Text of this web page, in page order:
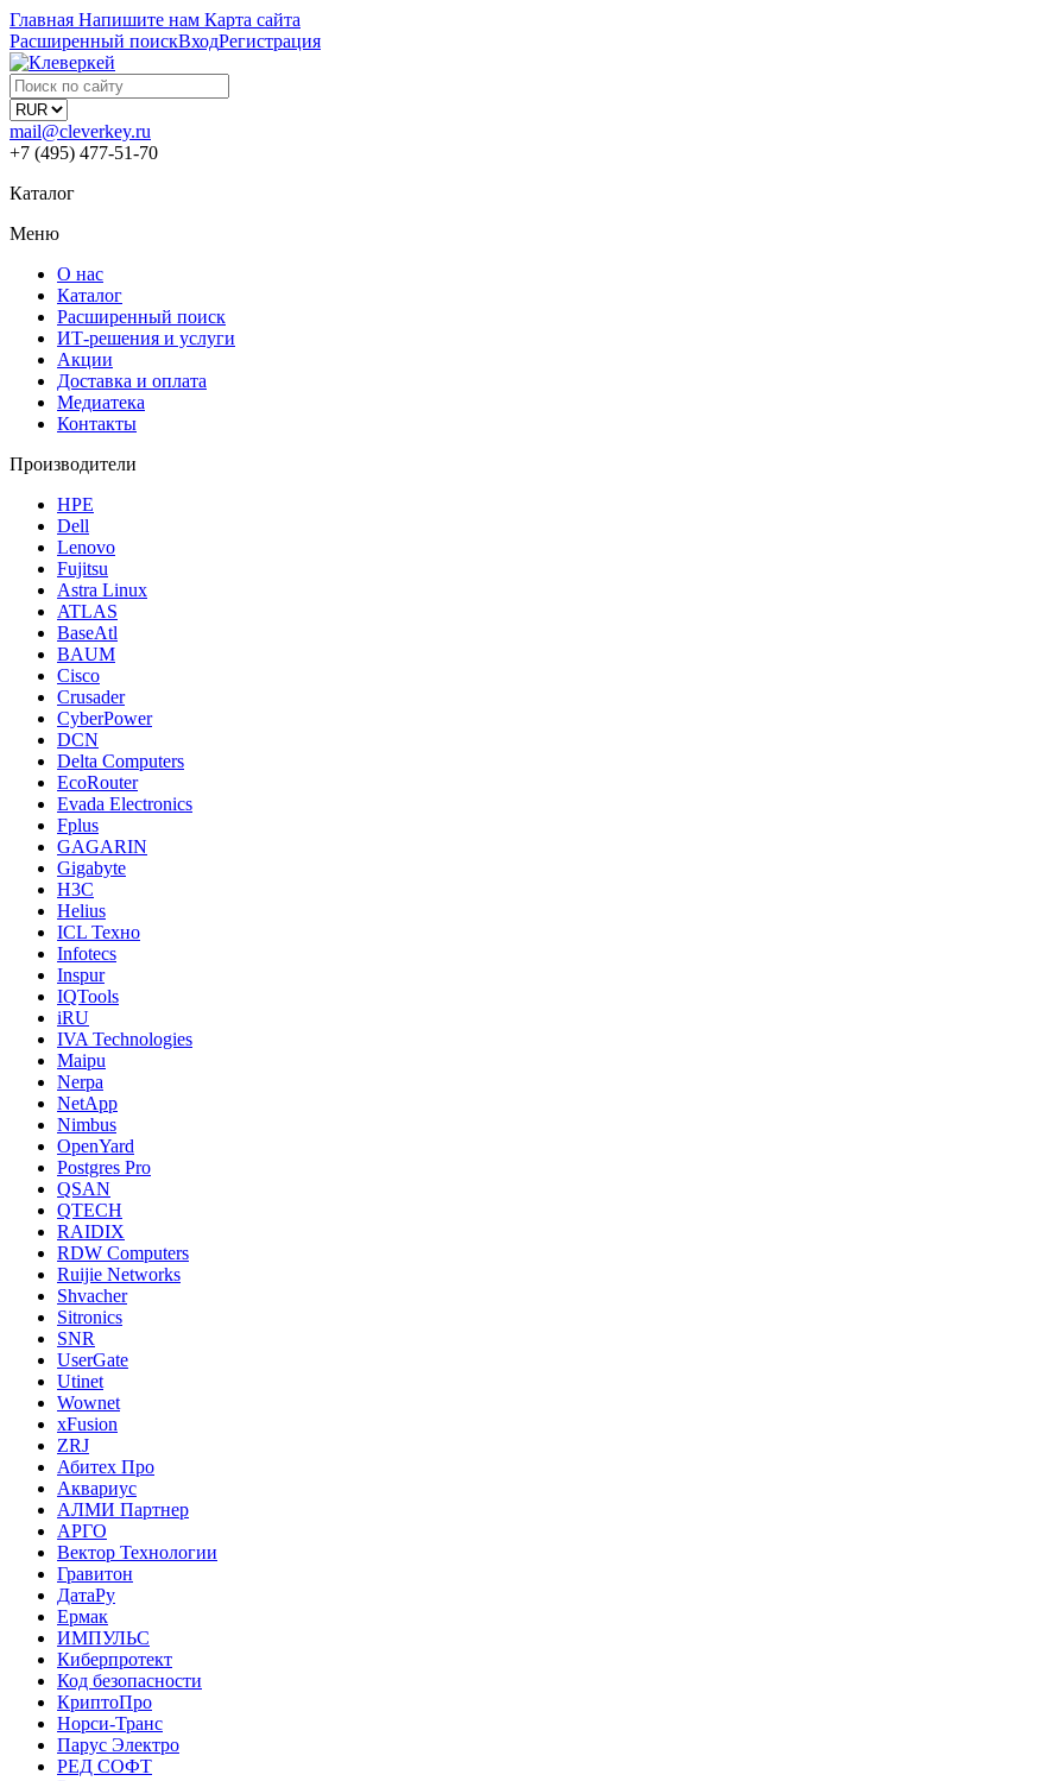
Главная Напишите нам Карта сайта
Расширенный поискВходРегистрация
mail@cleverkey.ru
+7 (495) 477-51-70
Каталог
Меню
О нас
Каталог
Расширенный поиск
ИТ-решения и услуги
Акции
Доставка и оплата
Медиатека
Контакты
Производители
HPE
Dell
Lenovo
Fujitsu
Astra Linux
ATLAS
BaseAtl
BAUM
Cisco
Crusader
CyberPower
DCN
Delta Computers
EcoRouter
Evada Electronics
Fplus
GAGARIN
Gigabyte
H3C
Helius
ICL Техно
Infotecs
Inspur
IQTools
iRU
IVA Technologies
Maipu
Nerpa
NetApp
Nimbus
OpenYard
Postgres Pro
QSAN
QTECH
RAIDIX
RDW Computers
Ruijie Networks
Shvacher
Sitronics
SNR
UserGate
Utinet
Wownet
xFusion
ZRJ
Абитех Про
Аквариус
АЛМИ Партнер
АРГО
Вектор Технологии
Гравитон
ДатаРу
Ермак
ИМПУЛЬС
Киберпротект
Код безопасности
КриптоПро
Норси-Транс
Парус Электро
РЕД СОФТ